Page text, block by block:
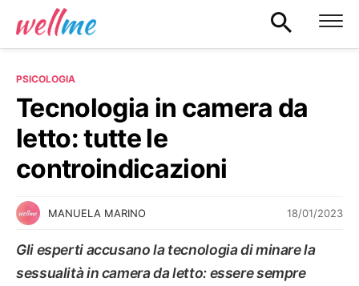
PSICOLOGIA
Tecnologia in camera da
letto: tutte le
controindicazioni
MANUELA MARINO 18/01/2023
Gli esperti accusano la tecnologia di minare la
sessualità in camera da letto: essere sempre